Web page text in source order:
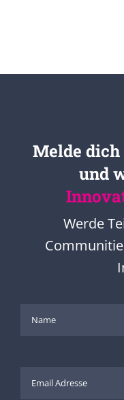
Melde
und
Werde